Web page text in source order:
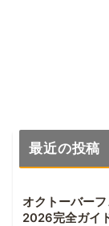
最近の投稿
オクトーバー
2026完全ガイ